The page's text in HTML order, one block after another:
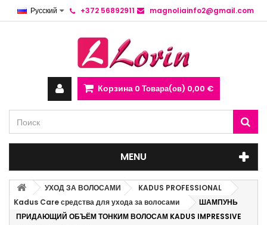
Русский +372 56892911 magnoliainfo2@gmail.com
Корзина 0 Товара(ов) 0,00 €
MENU
УХОД ЗА ВОЛОСАМИ
KADUS PROFESSIONAL
Kadus Care средства для ухода за волосами
ШАМПУНЬ
ПРИДАЮЩИЙ ОБЪЁМ ТОНКИМ ВОЛОСАМ KADUS IMPRESSIVE